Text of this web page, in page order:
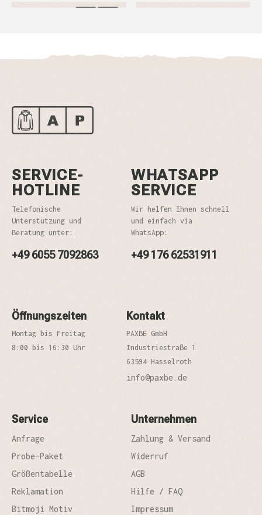
SERVICE-
HOTLINE
Telefonische
Unterstützung und
Beratung unter:
+49 6055 7092863
WHATSAPP
SERVICE
Wir helfen Ihnen schnell
und einfach via
WhatsApp:
+49 176 62531911
Öffnungszeiten
Montag bis Freitag
8:00 bis 16:30 Uhr
Kontakt
PAXBE GmbH
Industriestraße 1
63594 Hasselroth
info@paxbe.de
Service
Anfrage
Probe-Paket
Größentabelle
Reklamation
Bitmoji Motiv
Unternehmen
Zahlung & Versand
Widerruf
AGB
Hilfe / FAQ
Impressum